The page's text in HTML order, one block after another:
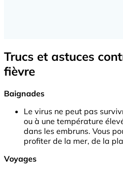
Trucs et astuces
fièvre
Baignades
Le virus ne peut pas
ou à une température
dans les embruns. Vous
profiter de la mer, de la
Voyages